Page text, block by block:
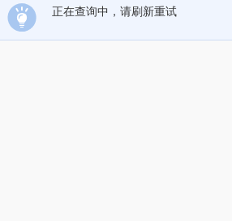
正在查询中，请刷新重试